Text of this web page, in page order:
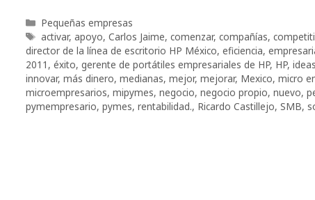
Categorías
Pequeñas empresas
Etiquetas
activar, apoyo, Carlos Jaime, comenzar, compañías,
director de la línea de escritorio HP México, eficiencia,
2011 , éxito, gerente de portátiles empresariales de HP, HP, ideas
innovar, más dinero, medianas, mejor, mejorar, Mexico, micro
microempresarios, mipymes, negocio, negocio propio, nuevo,
pymempresario, pymes, rentabilidad., Ricardo Castillejo, SMB,